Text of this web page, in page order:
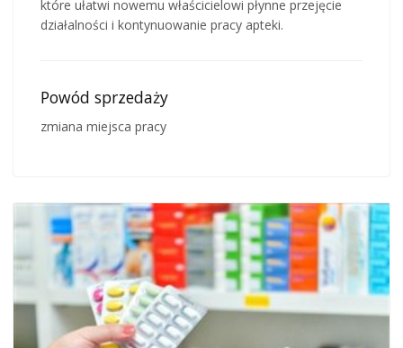
które ułatwi nowemu właścicielowi płynne przejęcie
działalności i kontynuowanie pracy apteki.
Powód sprzedaży
zmiana miejsca pracy